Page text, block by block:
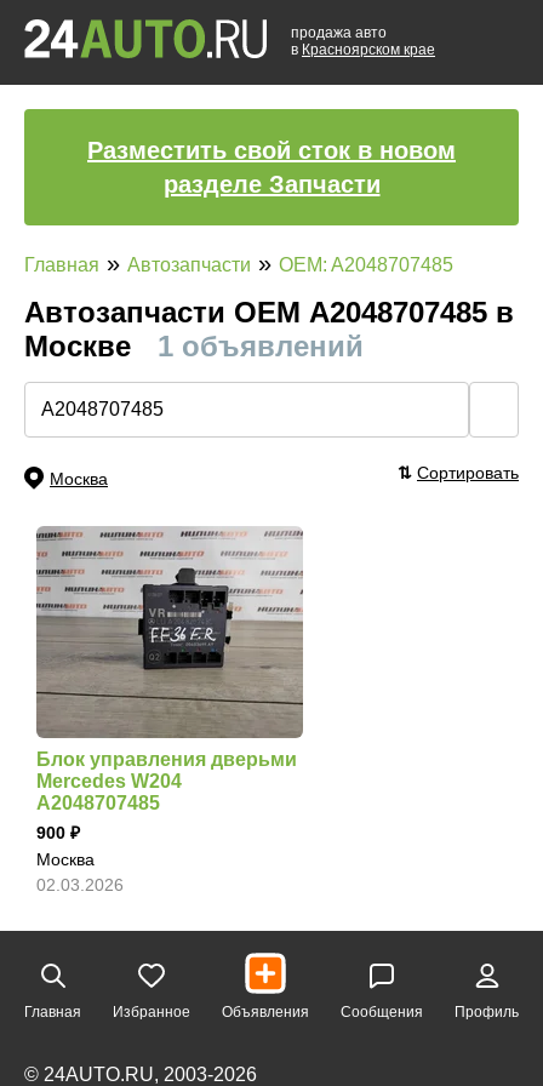
продажа авто
в Красноярском крае
Разместить свой сток в новом
разделе Запчасти
Главная » Автозапчасти » OEM: A2048707485
Автозапчасти ОЕМ A2048707485 в
Москве
1 объявлений
Москва ⇅ Сортировать
Блок управления дверьми
Mercedes W204
A2048707485
900
Москва
02.03.2026
Главная Избранное Объявления Сообщения Профиль
© 24AUTO.RU, 2003-2026